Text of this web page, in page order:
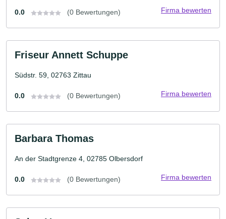
0.0 (0 Bewertungen) Firma bewerten
Friseur Annett Schuppe
Südstr. 59, 02763 Zittau
0.0 (0 Bewertungen) Firma bewerten
Barbara Thomas
An der Stadtgrenze 4, 02785 Olbersdorf
0.0 (0 Bewertungen) Firma bewerten